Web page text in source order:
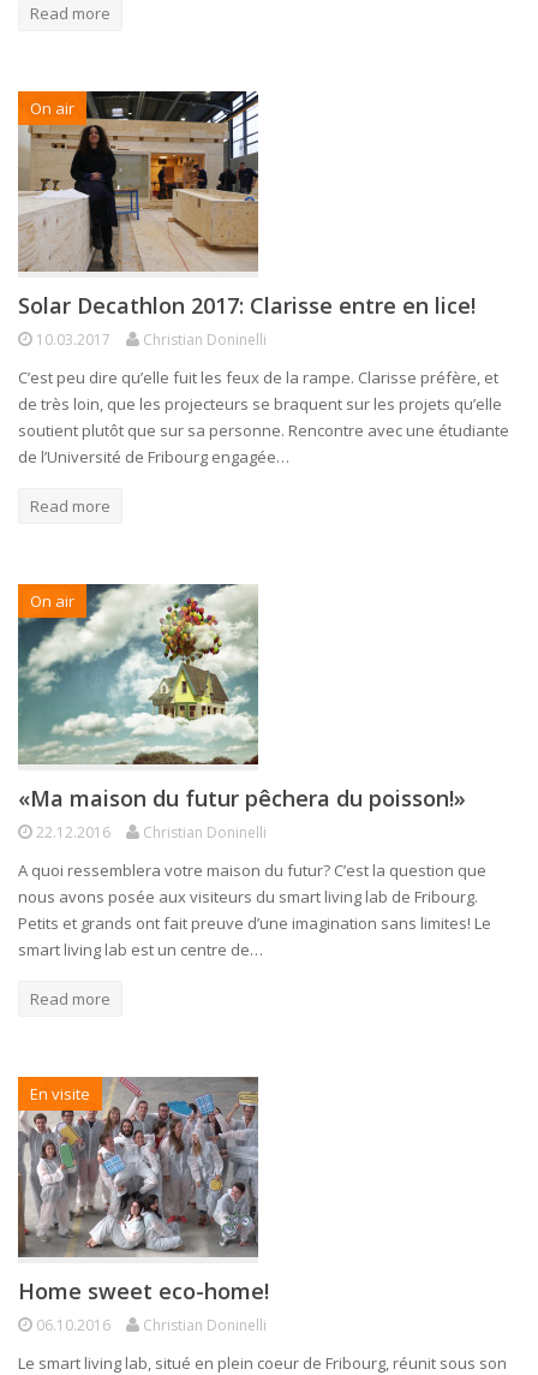
Read more
On air
Solar Decathlon 2017: Clarisse entre en lice!
10.03.2017 Christian Doninelli
C’est peu dire qu’elle fuit les feux de la rampe. Clarisse préfère, et
de très loin, que les projecteurs se braquent sur les projets qu’elle
soutient plutôt que sur sa personne. Rencontre avec une étudiante
de l’Université de Fribourg engagée…
Read more
On air
«Ma maison du futur pêchera du poisson!»
22.12.2016 Christian Doninelli
A quoi ressemblera votre maison du futur? C’est la question que
nous avons posée aux visiteurs du smart living lab de Fribourg.
Petits et grands ont fait preuve d’une imagination sans limites! Le
smart living lab est un centre de…
Read more
En visite
Home sweet eco-home!
06.10.2016 Christian Doninelli
Le smart living lab, situé en plein coeur de Fribourg, réunit sous son